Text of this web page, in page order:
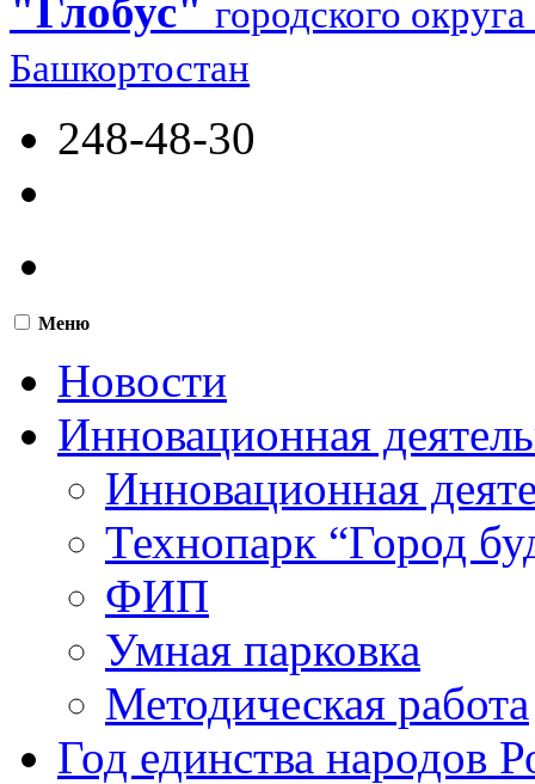
"Глобус" городского
Башкортостан
248-48-30
Меню
Новости
Инновационная
Инновационная
Технопарк “Город
ФИП
Умная парковка
Методическая работа
Год единства народов